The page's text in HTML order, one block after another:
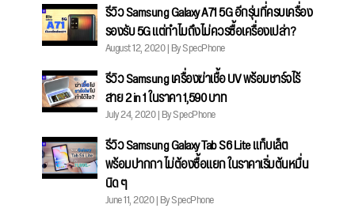
รีวิว Samsung Galaxy A71 5G อีกรุ่นที่ครบเครื่อง
รองรับ 5G แต่ทำไมถึงไม่ควรซื้อเครื่องเปล่า?
August 12, 2020 | By SpecPhone
รีวิว Samsung เครื่องฆ่าเชื้อ UV พร้อมชาร์จไร้
สาย 2 in 1 ในราคา 1,590 บาท
July 24, 2020 | By SpecPhone
รีวิว Samsung Galaxy Tab S6 Lite แท็บเล็ต
พร้อมปากกา ไม่ต้องซื้อแยก ในราคาเริ่มต้นหมื่น
นิด ๆ
June 11, 2020 | By SpecPhone